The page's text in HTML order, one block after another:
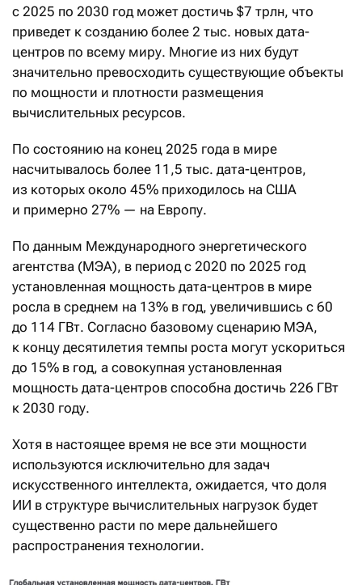
с 2025 по 2030 год может достичь $7 трлн, что
приведет к созданию более 2 тыс. новых дата-
центров по всему миру. Многие из них будут
значительно превосходить существующие объекты
по мощности и плотности размещения
вычислительных ресурсов.
По состоянию на конец 2025 года в мире
насчитывалось более 11,5 тыс. дата-центров,
из которых около 45% приходилось на США
и примерно 27% — на Европу.
По данным Международного энергетического
агентства (МЭА), в период с 2020 по 2025 год
установленная мощность дата-центров в мире
росла в среднем на 13% в год, увеличившись с 60
до 114 ГВт. Согласно базовому сценарию МЭА,
к концу десятилетия темпы роста могут ускориться
до 15% в год, а совокупная установленная
мощность дата-центров способна достичь 226 ГВт
к 2030 году.
Хотя в настоящее время не все эти мощности
используются исключительно для задач
искусственного интеллекта, ожидается, что доля
ИИ в структуре вычислительных нагрузок будет
существенно расти по мере дальнейшего
распространения технологии.